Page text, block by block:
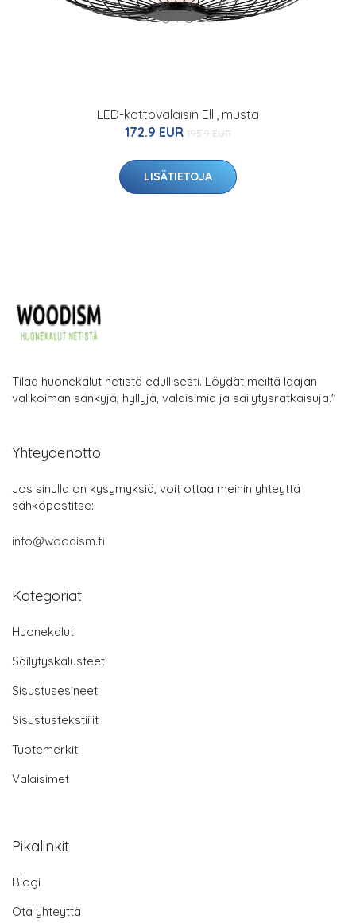
LED-kattovalaisin Elli, musta
172.9 EUR 195.9 EUR
LISÄTIETOJA
Tilaa huonekalut netistä edullisesti. Löydät meiltä laajan
valikoiman sänkyjä, hyllyjä, valaisimia ja säilytysratkaisuja."
Yhteydenotto
Jos sinulla on kysymyksiä, voit ottaa meihin yhteyttä
sähköpostitse:
info@woodism.fi
Kategoriat
Huonekalut
Säilytyskalusteet
Sisustusesineet
Sisustustekstiilit
Tuotemerkit
Valaisimet
Pikalinkit
Blogi
Ota yhteyttä